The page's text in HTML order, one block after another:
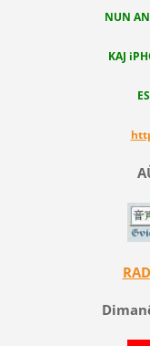
NUN
KAJ